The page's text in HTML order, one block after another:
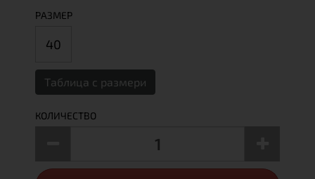
РАЗМЕР
40
Таблица с размери
КОЛИЧЕСТВО